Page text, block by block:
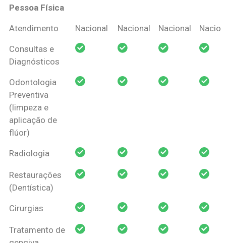
Pessoa Física
Coberturas
Pessoa Física
Nacional Criança Prótese
Atendimento Nacional Nacional Nacional
Consultas e
Diagnósticos
Odontologia
Preventiva
(limpeza e
aplicação de
flúor)
Radiologia
Restaurações
(Dentística)
Cirurgias
Tratamento de